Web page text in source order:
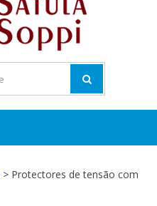
> Protectores de tensão com